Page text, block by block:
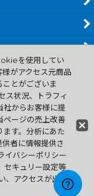
売 ニンテンドウ64・
王 All Rights
載複製を禁ずる
を使用してい
がアクセス元商品
とがございま
ス状況、トラフィ
社からお客様に提
ページの売上改善
ます。分析にあた
者に情報提供さ
イバシーポリシー
セキュリー設定等
、アクセスが出来